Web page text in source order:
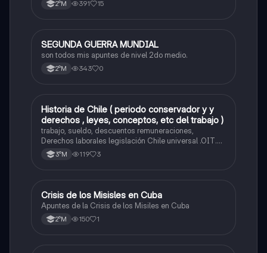
2°M 391 15
Historia
SEGUNDA GUERRA MUNDIAL
son todos mis apuntes de nivel 2do medio.
2°M 343 0
Historia
Historia de Chile ( periodo conservador y y
derechos , leyes, conceptos, etc del trabajo )
trabajo, sueldo, descuentos remuneraciones,
Derechos laborales legislación Chile universal .OIT.
Evolución de las org. trabajadores de Chile. Evolución
legislación laboral en Chile. Mecanismos protección a
3°M 119 3
Historia
Crisis de los Misisles en Cuba
Apuntes de la Crisis de los Misiles en Cuba
2°M 150 1